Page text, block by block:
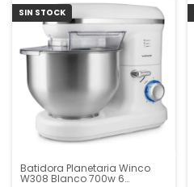
SIN STOCK
Batidora Planetaria Winco
W308 Blanco 700w 6